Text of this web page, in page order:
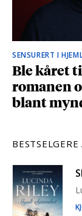
SENSURERT I
Ble kåret
romanen
blant